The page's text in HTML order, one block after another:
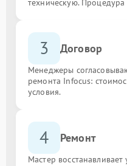
техническую.
3 Договор
Менеджеры
ремонта Infocus:
условия.
4 Ремонт
Мастер восстанавливает